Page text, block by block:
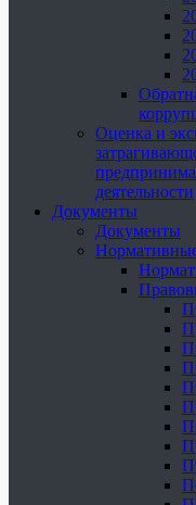
Оценка и
деятельности
Документы
Документы